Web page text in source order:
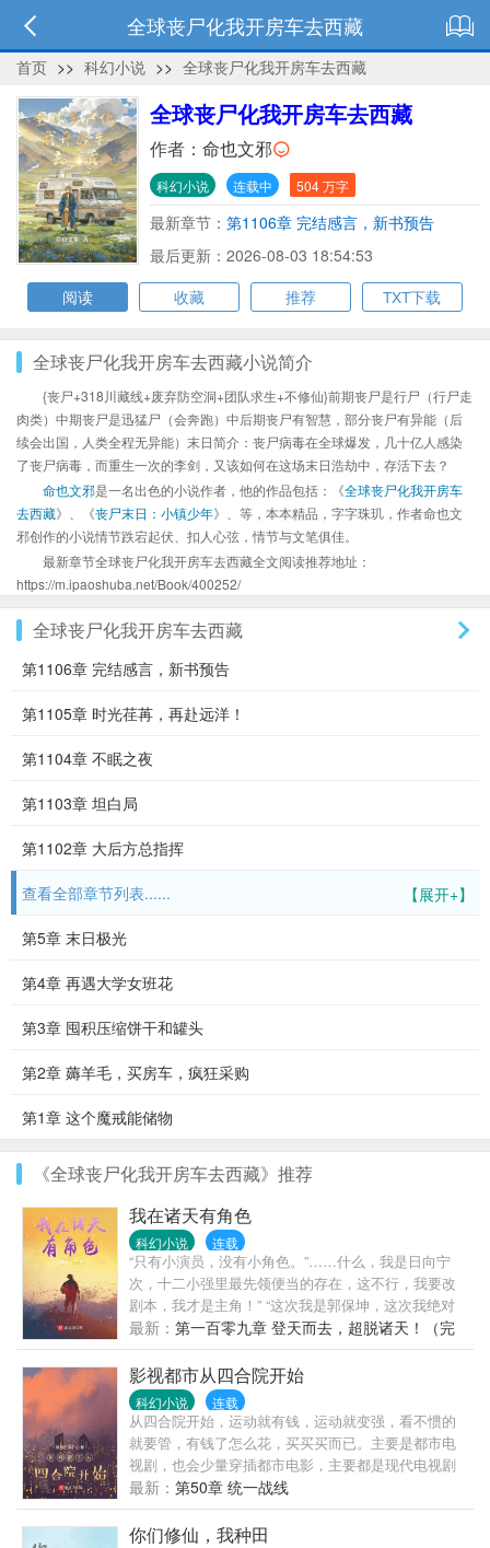
全球丧尸化我开房车去西藏
首页 >> 科幻小说 >> 全球丧尸化我开房车去西藏
全球丧尸化我开房车去西藏
作者： 命也文邪
科幻小说 连载中 504 万字
最新章节： 第1106章 完结感言，新书预告
最后更新：2026-08-03 18:54:53
阅读
收藏 推荐 TXT下载
全球丧尸化我开房车去西藏小说简介
{丧尸+318川藏线+废弃防空洞+团队求生+不修仙}前期丧尸是行尸（行尸走
肉类）中期丧尸是迅猛尸（会奔跑）中后期丧尸有智慧，部分丧尸有异能（后
续会出国，人类全程无异能）末日简介：丧尸病毒在全球爆发，几十亿人感染
了丧尸病毒，而重生一次的李剑，又该如何在这场末日浩劫中，存活下去？
命也文邪是一名出色的小说作者，他的作品包括：《全球丧尸化我开房车
去西藏》、《丧尸末日：小镇少年》、等，本本精品，字字珠玑，作者命也文
邪创作的小说情节跌宕起伏、扣人心弦，情节与文笔俱佳。
最新章节全球丧尸化我开房车去西藏全文阅读推荐地址：
https://m.ipaoshuba.net/Book/400252/
全球丧尸化我开房车去西藏
第1106章 完结感言，新书预告
第1105章 时光荏苒，再赴远洋！
第1104章 不眠之夜
第1103章 坦白局
第1102章 大后方总指挥
【展开+】
查看全部章节列表......
第5章 末日极光
第4章 再遇大学女班花
第3章 囤积压缩饼干和罐头
第2章 薅羊毛，买房车，疯狂采购
第1章 这个魔戒能储物
《全球丧尸化我开房车去西藏》推荐
我在诸天有角色
科幻小说 连载
“只有小演员，没有小角色。”……什么，我是日向宁
次，十二小强里最先领便当的存在，这不行，我要改
剧本，我才是主角！” “这次我是郭保坤，这次我绝对
不再去抢主角范闲的风头！”郭保坤搂着范若若和司理
理，淡定的看着范闲不断地在拼命奋斗，悠闲的将范
若若送上的葡萄吞下。
最新： 第一百零九章 登天而去，超脱诸天！（完
结）
影视都市从四合院开始
科幻小说 连载
从四合院开始，运动就有钱，运动就变强，看不惯的
就要管，有钱了怎么花，买买买而已。主要是都市电
视剧，也会少量穿插都市电影，主要都是现代电视剧
如：四合院，欢乐颂、正阳门下、小女人、三十而
已，北京爱情故事、好先生、小欢喜、小舍得、我的
体育老师……
最新： 第50章 统一战线
你们修仙，我种田